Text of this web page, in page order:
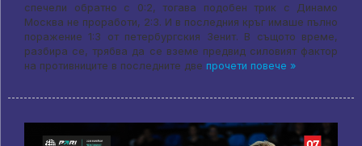
спечели обратно с 0:2, тогава подобен трик с Динамо
Москва не проработи, 2:3. И в последния кръг имаше пълно
поражение 1:3 от петербургския Зенит. В същото време,
разбира се, трябва да се вземе предвид силовият фактор
на противниците в последните две прочети повече »